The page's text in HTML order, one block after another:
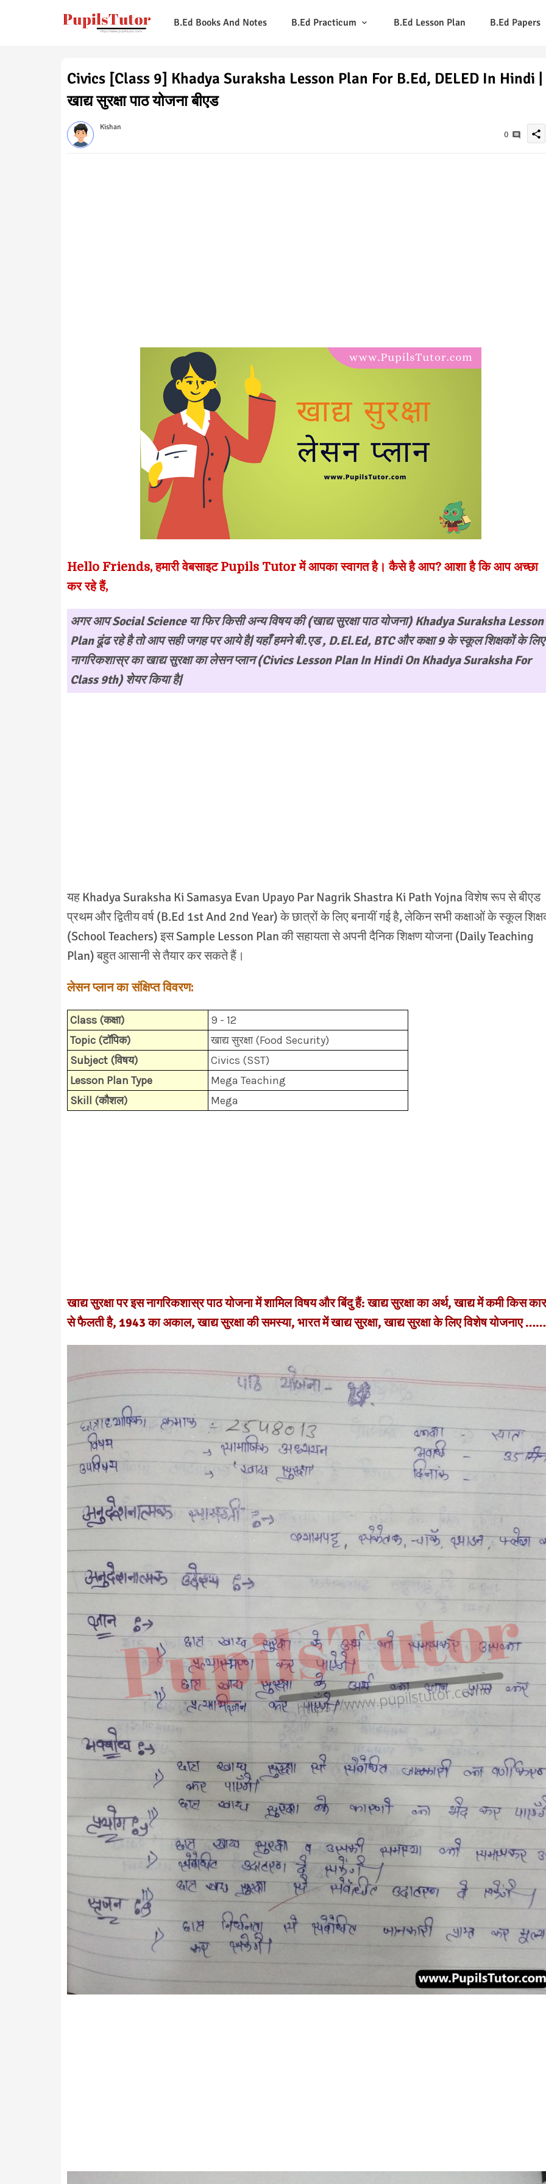
B.Ed Books And Notes B.Ed Practicum B.Ed Lesson Plan B.Ed Papers
Civics [Class 9] Khadya Suraksha Lesson Plan For B.Ed, DELED In Hindi |
खाद्य सुरक्षा पाठ योजना बीएड
Kishan
0 share
Hello Friends, हमारी वेबसाइट Pupils Tutor में आपका स्वागत है। कैसे है आप? आशा है कि आप अच्छा
कर रहे हैं,
अगर आप Social Science या फिर किसी अन्य विषय की (खाद्य सुरक्षा पाठ योजना)Khadya Suraksha Lesson
Planढूंढ रहे है तो आप सही जगह पर आये है| यहाँ हमने बी.एड , D.El.Ed, BTC और कक्षा 9 के स्कूल शिक्षकों के लिए
नागरिकशास्र का खाद्य सुरक्षा का लेसन प्लान (Civics Lesson Plan In Hindi On Khadya Suraksha For
Class 9th) शेयर किया है|
यह Khadya Suraksha Ki Samasya Evan Upayo Par Nagrik Shastra Ki Path Yojna विशेष रूप से बीएड
प्रथम और द्वितीय वर्ष (B.Ed 1st And 2nd Year) के छात्रों के लिए बनायीं गई है, लेकिन सभी कक्षाओं के स्कूल
(School Teachers) इस Sample Lesson Plan की सहायता से अपनी दैनिक शिक्षण योजना (Daily Teaching
Plan) बहुत आसानी से तैयार कर सकते हैं।
लेसन प्लान का संक्षिप्त विवरण:
Class (कक्षा)
9 - 12
Topic (टॉपिक)
खाद्य सुरक्षा (Food Security)
Subject (विषय)
Civics (SST)
Lesson Plan Type
Mega Teaching
Skill (कौशल)
Mega
खाद्य सुरक्षा पर इस नागरिकशास्र पाठ योजना में शामिल विषय और बिंदु हैं: खाद्य सुरक्षा का अर्थ, खाद्य में कमी किस
से फैलती है, 1943 का अकाल, खाद्य सुरक्षा की समस्या, भारत में खाद्य सुरक्षा, खाद्य सुरक्षा के लिए विशेष योजनाए ……